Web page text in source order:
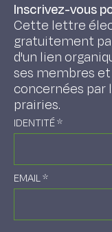
Inscrivez-vous
Cette lettre
gratuitement
d'un lien
ses membres
concernées par
prairies.
IDENTITÉ*
EMAIL*